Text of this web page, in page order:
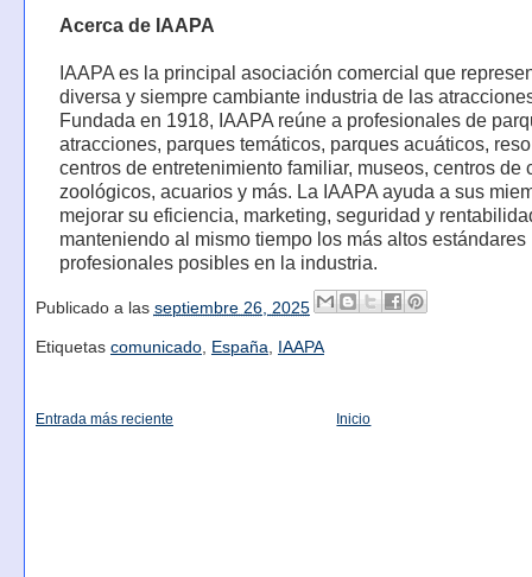
Acerca de IAAPA
IAAPA es la principal asociación comercial que
diversa y siempre cambiante industria de las
Fundada en 1918, IAAPA reúne a profesionales de
atracciones, parques temáticos, parques acuáticos,
centros de entretenimiento familiar, museos, centros de
zoológicos, acuarios y más. La IAAPA ayuda a sus
mejorar su eficiencia, marketing, seguridad y
manteniendo al mismo tiempo los más altos estándares
profesionales posibles en la industria.
Publicado a las septiembre 26, 2025
Etiquetas comunicado, España IAAPA
Entrada más reciente Inicio